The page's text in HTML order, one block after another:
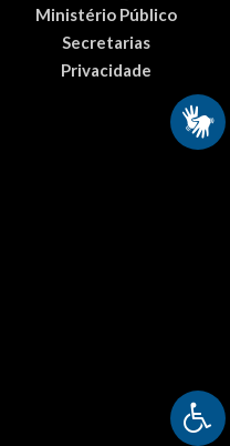
Ministério Público
Secretarias
Privacidade